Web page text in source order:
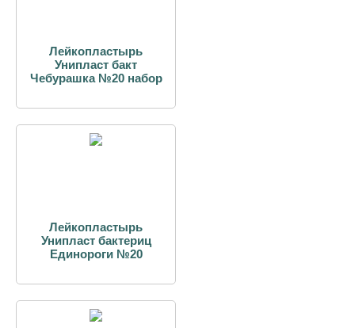
Лейкопластырь
Унипласт бакт
Чебурашка №20 набор
Лейкопластырь
Унипласт бактериц
Единороги №20